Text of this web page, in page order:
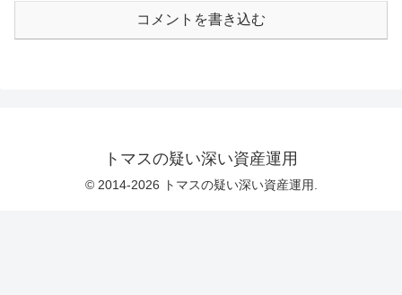
コメントを書き込む
トマスの疑い深い資産運用
© 2014-2026 トマスの疑い深い資産運用.